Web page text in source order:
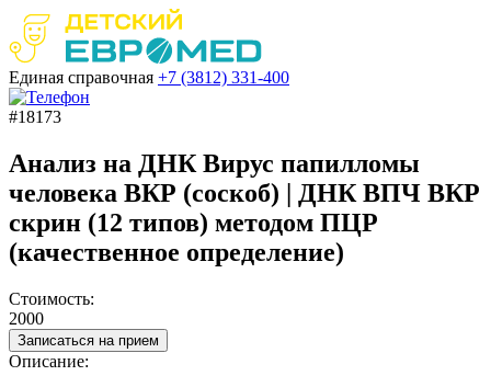
Единая справочная +7 (3812) 331-400
#18173
Анализ на ДНК Вирус папилломы
человека ВКР (соскоб) | ДНК ВПЧ ВКР
скрин (12 типов) методом ПЦР
(качественное определение)
Стоимость:
2000
Записаться на прием
Описание: